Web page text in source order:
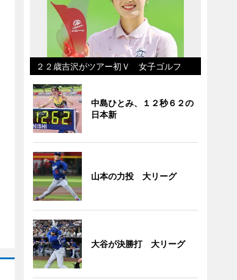
２２歳吉沢がツアー初Ｖ 女子ゴルフ
中島ひとみ、１２秒６２の
日本新
山本の力投 大リーグ
大谷が決勝打 大リーグ